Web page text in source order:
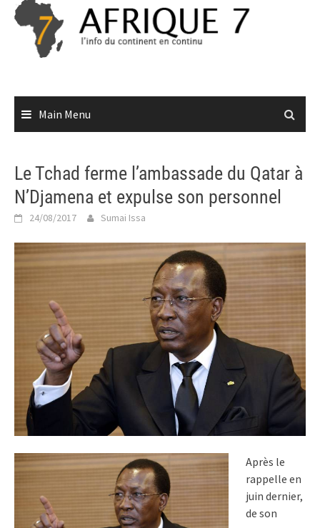
Skip
content
Main Menu
Le Tchad ferme l’ambassade du Qatar à
N’Djamena et expulse son personnel
24/08/2017 Sumai Issa
Après le
rappelle en
juin dernier,
de son